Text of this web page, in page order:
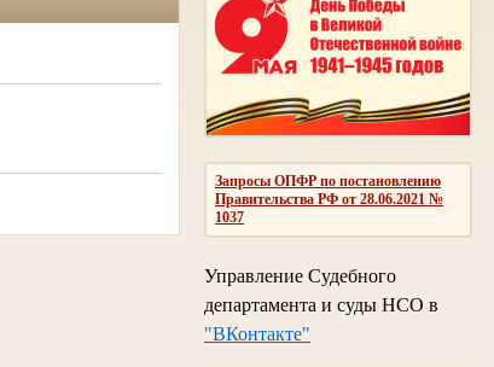
Запросы ОПФР по постановлению
Правительства РФ от 28.06.2021 №
1037
Управление Судебного
департамента и суды НСО в
"ВКонтакте"